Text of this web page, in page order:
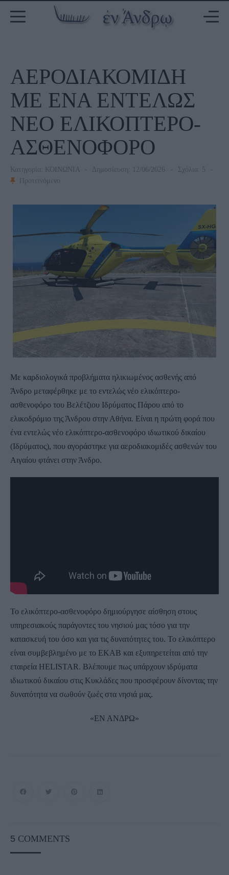
ΑΕΡΟΔΙΑΚΟΜΙΔΗ
ΜΕ ΕΝΑ ΕΝΤΕΛΩΣ
ΝΕΟ ΕΛΙΚΟΠΤΕΡΟ-
ΑΣΘΕΝΟΦΟΡΟ
Κατηγορία: ΚΟΙΝΩΝΙΑ Δημοσίευση: 12/06/2026
Σχόλια: 5
Προτεινόμενο
Με καρδιολογικά προβλήματα ηλικιωμένος ασθενής από
Άνδρο μεταφέρθηκε με το εντελώς νέο ελικόπτερο-
ασθενοφόρο του Βελέτζιου Ιδρύματος Πάρου από το
ελικοδρόμιο της Άνδρου στην Αθήνα. Είναι η πρώτη φορά που
ένα εντελώς νέο ελικόπτερο-ασθενοφόρο ιδιωτικού δικαίου
(Ιδρύματος), που αγοράστηκε για αεροδιακομιδές ασθενών του
Αιγαίου φτάνει στην Άνδρο.
Το ελικόπτερο-ασθενοφόρο δημιούργησε αίσθηση στους
υπηρεσιακούς παράγοντες του νησιού μας τόσο για την
κατασκευή του όσο και για τις δυνατότητες του. Το ελικόπτερο
είναι συμβεβλημένο με το ΕΚΑΒ και εξυπηρετείται από την
εταιρεία HELISTAR. Βλέπουμε πως υπάρχουν ιδρύματα
ιδιωτικού δικαίου στις Κυκλάδες που προσφέρουν δίνοντας την
δυνατότητα να σωθούν ζωές στα νησιά μας.
«ΕΝ ΑΝΔΡΩ»
5 COMMENTS